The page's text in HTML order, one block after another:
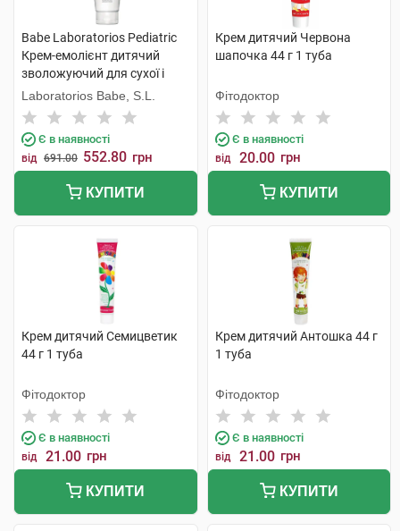
Babe Laboratorios Pediatric
Крем-емолієнт дитячий
зволожуючий для сухої і
атопічної шкіри 200 мл 1
туба
Laboratorios Babe, S.L.
Є в наявності
від 691.00 552.80 грн
КУПИТИ
Крем дитячий Червона
шапочка 44 г 1 туба
Фітодоктор
Є в наявності
від 20.00 грн
КУПИТИ
Крем дитячий Семицветик
44 г 1 туба
Фітодоктор
Є в наявності
від 21.00 грн
КУПИТИ
Крем дитячий Антошка 44 г
1 туба
Фітодоктор
Є в наявності
від 21.00 грн
КУПИТИ